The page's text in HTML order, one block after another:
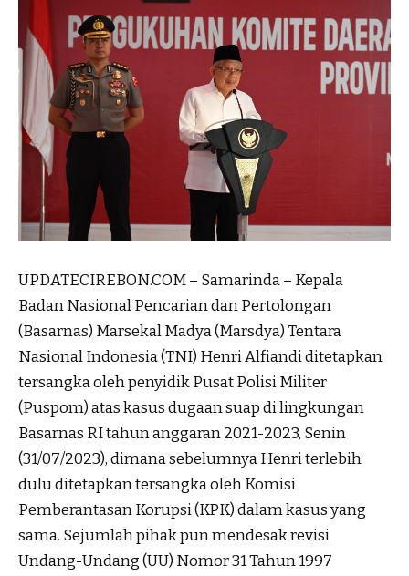
UPDATECIREBON.COM – Samarinda – Kepala
Badan Nasional Pencarian dan Pertolongan
(Basarnas) Marsekal Madya (Marsdya) Tentara
Nasional Indonesia (TNI) Henri Alfiandi ditetapkan
tersangka oleh penyidik Pusat Polisi Militer
(Puspom) atas kasus dugaan suap di lingkungan
Basarnas RI tahun anggaran 2021-2023, Senin
(31/07/2023), dimana sebelumnya Henri terlebih
dulu ditetapkan tersangka oleh Komisi
Pemberantasan Korupsi (KPK) dalam kasus yang
sama. Sejumlah pihak pun mendesak revisi
Undang-Undang (UU) Nomor 31 Tahun 1997